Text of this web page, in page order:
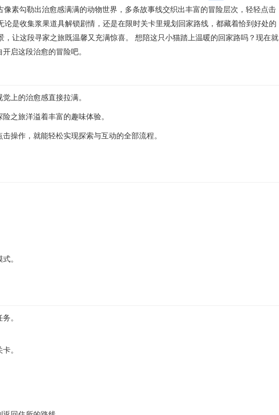
像素勾勒出治愈感满满的动物世界，多条故事线交织出丰富的冒险层次，轻轻点击
是收集浆果道具解锁剧情，还是在限时关卡里规划回家路线，都藏着恰到好处的
让这段寻家之旅既温馨又充满惊喜。 想陪这只小猫踏上温暖的回家路吗？现在就
启这段治愈的冒险吧。
上的治愈感直接拉满。
之旅洋溢着丰富的趣味体验。
操作，就能轻松实现探索与互动的全部流程。
。
。
。